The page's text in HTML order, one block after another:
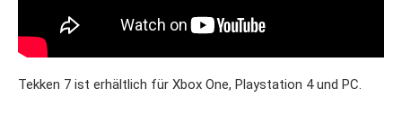
Tekken 7 ist erhältlich für Xbox One, Playstation 4 und PC.